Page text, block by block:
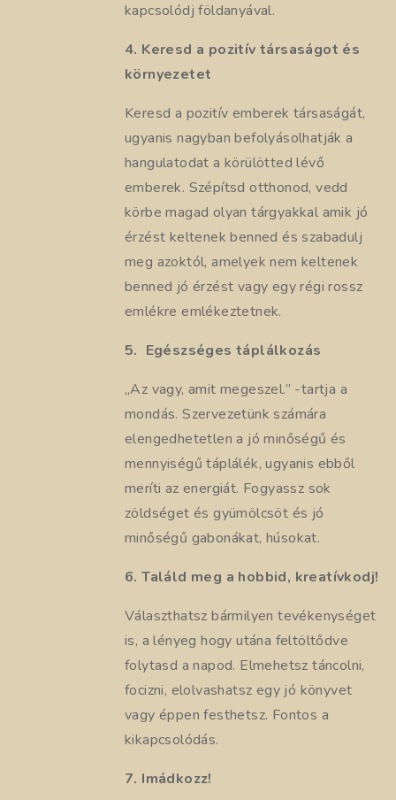
kapcsolódj földanyával.
4. Keresd a pozitív társaságot és
környezetet
Keresd a pozitív emberek társaságát,
ugyanis nagyban befolyásolhatják a
hangulatodat a körülötted lévő
emberek. Szépítsd otthonod, vedd
körbe magad olyan tárgyakkal amik jó
érzést keltenek benned és szabadulj
meg azoktól, amelyek nem keltenek
benned jó érzést vagy egy régi rossz
emlékre emlékeztetnek.
5. Egészséges táplálkozás
„Az vagy, amit megeszel.” -tartja a
mondás. Szervezetünk számára
elengedhetetlen a jó minőségű és
mennyiségű táplálék, ugyanis ebből
meríti az energiát. Fogyassz sok
zöldséget és gyümölcsöt és jó
minőségű gabonákat, húsokat.
6. Találd meg a hobbid, kreatívkodj!
Választhatsz bármilyen tevékenységet
is, a lényeg hogy utána feltöltődve
folytasd a napod. Elmehetsz táncolni,
focizni, elolvashatsz egy jó könyvet
vagy éppen festhetsz. Fontos a
kikapcsolódás.
7. Imádkozz!